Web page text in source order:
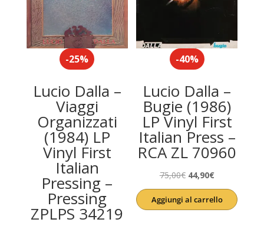
-25%
Lucio Dalla –
Viaggi
Organizzati
(1984) LP
Vinyl First
Italian
Pressing –
Pressing
ZPLPS 34219
-40%
Lucio Dalla –
Bugie (1986)
LP Vinyl First
Italian Press –
RCA ZL 70960
75,00€ Il
prezzo
originale
44,90€Il
prezzo
attuale
Aggiungi al carrello